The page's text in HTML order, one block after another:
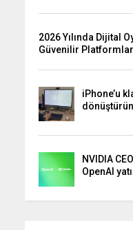
2026 Yılında Dijital
Güvenilir
iPhone’u
NVIDIA
OpenAI